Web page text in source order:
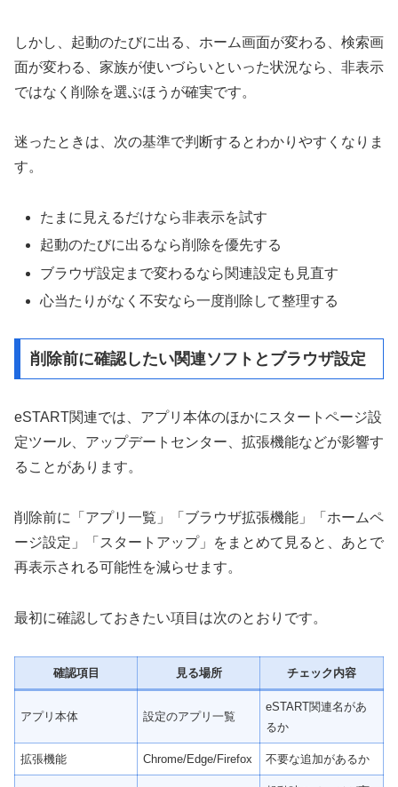
しかし、起動のたびに出る、ホーム画面が変わる、検索画
面が変わる、家族が使いづらいといった状況なら、非表示
ではなく削除を選ぶほうが確実です。
迷ったときは、次の基準で判断するとわかりやすくなりま
す。
たまに見えるだけなら非表示を試す
起動のたびに出るなら削除を優先する
ブラウザ設定まで変わるなら関連設定も見直す
心当たりがなく不安なら一度削除して整理する
削除前に確認したい関連ソフトとブラウザ設定
eSTART関連では、アプリ本体のほかにスタートページ設
定ツール、アップデートセンター、拡張機能などが影響す
ることがあります。
削除前に「アプリ一覧」「ブラウザ拡張機能」「ホームペ
ージ設定」「スタートアップ」をまとめて見ると、あとで
再表示される可能性を減らせます。
最初に確認しておきたい項目は次のとおりです。
確認項目 見る場所 チェック内容
アプリ本体 設定のアプリ一覧
eSTART関連名があ
るか
拡張機能 Chrome/Edge/Firefox 不要な追加があるか